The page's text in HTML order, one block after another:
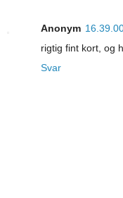
Anonym
rigtig fint kort, og
Svar